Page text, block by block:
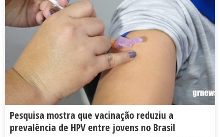
Pesquisa mostra que vacinação reduziu a
prevalência de HPV entre jovens no Brasil